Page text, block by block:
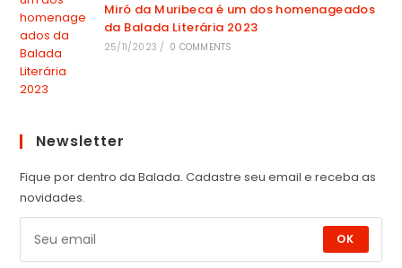
Miró da Muribeca é um dos homenageados
da Balada Literária 2023
25/11/2023 / 0 COMMENTS
Newsletter
Fique por dentro da Balada. Cadastre seu email e receba as
novidades.
OK